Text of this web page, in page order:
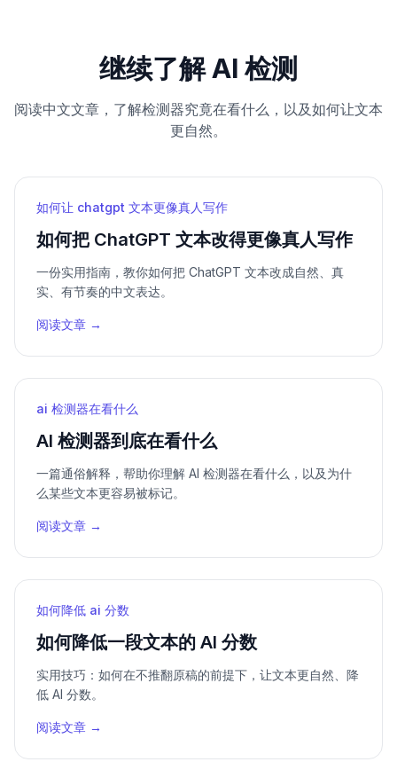
继续了解 AI 检测
阅读中文文章，了解检测器究竟在看什么，以及如何让文本
更自然。
如何让 chatgpt 文本更像真人写作
如何把 ChatGPT 文本改得更像真人写作
一份实用指南，教你如何把 ChatGPT 文本改成自然、真
实、有节奏的中文表达。
阅读文章 →
ai 检测器在看什么
AI 检测器到底在看什么
一篇通俗解释，帮助你理解 AI 检测器在看什么，以及为什
么某些文本更容易被标记。
阅读文章 →
如何降低 ai 分数
如何降低一段文本的 AI 分数
实用技巧：如何在不推翻原稿的前提下，让文本更自然、降
低 AI 分数。
阅读文章 →